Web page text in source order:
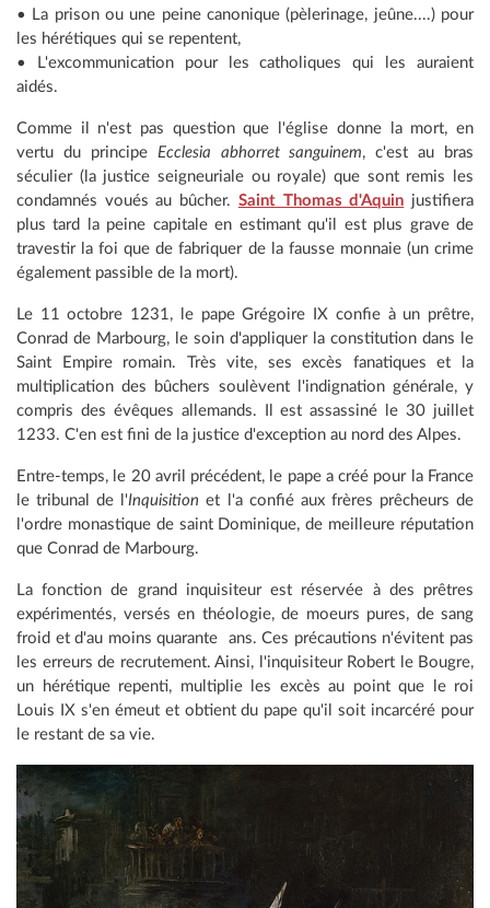
• La prison ou une peine canonique (pèlerinage, jeûne....) pour
les hérétiques qui se repentent,
• L'excommunication pour les catholiques qui les auraient
aidés.
Comme il n'est pas question que l'église donne la mort, en
vertu du principe Ecclesia abhorret sanguinem, c'est au bras
séculier (la justice seigneuriale ou royale) que sont remis les
condamnés voués au bûcher. Saint Thomas d'Aquin justifiera
plus tard la peine capitale en estimant qu'il est plus grave de
travestir la foi que de fabriquer de la fausse monnaie (un crime
également passible de la mort).
Le 11 octobre 1231, le pape Grégoire IX confie à un prêtre,
Conrad de Marbourg, le soin d'appliquer la constitution dans le
Saint Empire romain. Très vite, ses excès fanatiques et la
multiplication des bûchers soulèvent l'indignation générale, y
compris des évêques allemands. Il est assassiné le 30 juillet
1233. C'en est fini de la justice d'exception au nord des Alpes.
Entre-temps, le 20 avril précédent, le pape a créé pour la France
le tribunal de l'Inquisition et l'a confié aux frères prêcheurs de
l'ordre monastique de saint Dominique, de meilleure réputation
que Conrad de Marbourg.
La fonction de grand inquisiteur est réservée à des prêtres
expérimentés, versés en théologie, de moeurs pures, de sang
froid et d'au moins quarante ans. Ces précautions n'évitent pas
les erreurs de recrutement. Ainsi, l'inquisiteur Robert le Bougre,
un hérétique repenti, multiplie les excès au point que le roi
Louis IX s'en émeut et obtient du pape qu'il soit incarcéré pour
le restant de sa vie.